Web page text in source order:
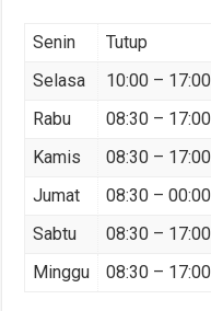
Senin
Tutup
Selasa
10:00 – 17:00
Rabu
08:30 – 17:00
Kamis
08:30 – 17:00
Jumat
08:30 –
Sabtu
08:30 – 17:00
Minggu
08:30 – 17:00